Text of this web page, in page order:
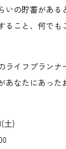
いの貯蓄がある
ること、何でも
ライフプランナ
あなたにあった
土)